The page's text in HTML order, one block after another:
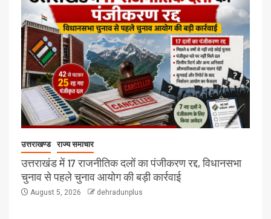
उत्तराखण्ड राज्य समाचार
उत्तराखंड में 17 राजनीतिक दलों का पंजीकरण रद्द, विधानसभा
चुनाव से पहले चुनाव आयोग की बड़ी कार्रवाई
August 5, 2026 dehradunplus